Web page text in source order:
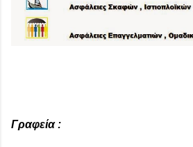
Γραφεία :